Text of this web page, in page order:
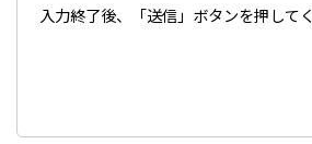
入力終了後、「送信」ボタンを押して